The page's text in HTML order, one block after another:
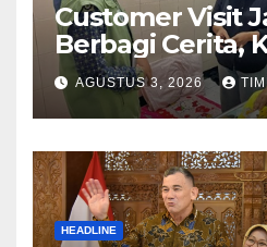
Customer Visit
Berbagi Cerita,
Nurhayati
NyataProgram
AGUSTUS 3, 2026
HEADLINE